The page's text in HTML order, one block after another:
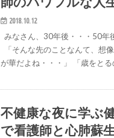
2018.10.12
みなさん、30年後・・・50年
「そんな先のことなんて、想
が華だよね・・・」 「歳をと
不健康な夜に学ぶ
で看護師と心肺蘇